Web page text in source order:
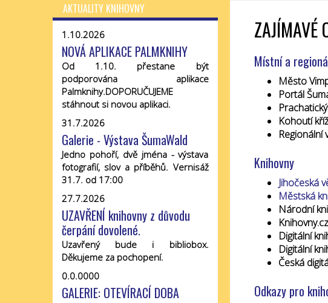
ZAJÍMAVÉ
Místní a
Město
Portál
Regionální
Knihovny
Jihočeská
Městská
Národní
Knihovny.cz
Digitální
Digitální
Česká
Odkazy pro
AKTUALITY KNIHOVNY
1.10.2026
NOVÁ APLIKACE PALMKNIHY
Od 1.10. přestane být
podporována aplikace
Palmknihy.DOPORUČUJEME
stáhnout si novou aplikaci.
31.7.2026
Galerie - Výstava ŠumaWald
Jedno pohoří, dvě jména - výstava
fotografií, slov a příběhů. Vernisáž
31.7. od 17:00
27.7.2026
UZAVŘENÍ knihovny z důvodu
čerpání dovolené.
Uzavřený bude i bibliobox.
Děkujeme za pochopení.
0.0.0000
GALERIE: OTEVÍRACÍ DOBA